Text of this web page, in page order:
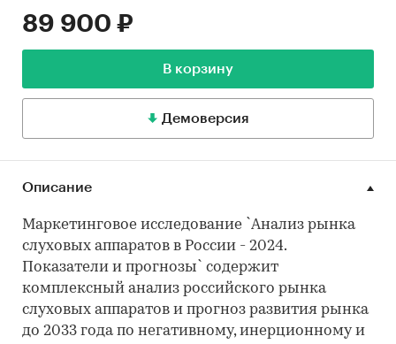
89 900 ₽
В корзину
Демоверсия
Описание
Маркетинговое исследование `Анализ рынка
слуховых аппаратов в России - 2024.
Показатели и прогнозы` содержит
комплексный анализ российского рынка
слуховых аппаратов и прогноз развития рынка
до 2033 года по негативному, инерционному и